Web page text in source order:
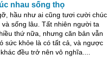
nhau sống thọ
hầu như ai cũng tươi cười chúc
sống lâu. Tất nhiên người ta
thứ nữa, nhưng căn bản vẫn
sức khỏe là có tất cả, và ngược
đều trở nên vô nghĩa....